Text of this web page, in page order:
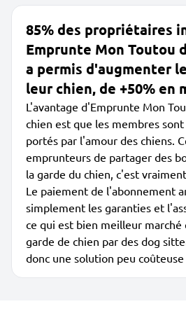
85% des propriétaires
Emprunte Mon Toutou
a permis d'augmenter
leur chien, de +50% en
L'avantage d'Emprunte Mon
chien est que les membres
portés par l'amour des chiens.
emprunteurs de partager des
la garde du chien, c'est
Le paiement de l'abonnement
simplement les garanties et
ce qui est bien meilleur
garde de chien par des dog
donc une solution peu